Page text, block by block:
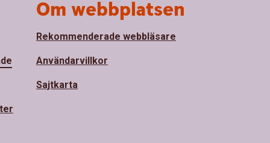
Om webbplatsen
Rekommenderade webbläsare
Användarvillkor
Sajtkarta